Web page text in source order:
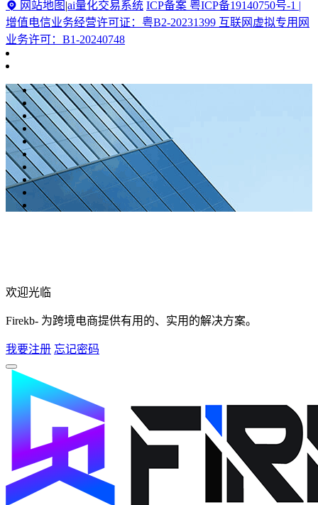
网站地图 |ai量化交易系统 ICP备案 粤ICP备19140750号-1 |
增值电信业务经营许可证：粤B2-20231399 互联网虚拟专用网
业务许可：B1-20240748
欢迎光临
Firekb- 为跨境电商提供有用的、实用的解决方案。
我要注册 忘记密码